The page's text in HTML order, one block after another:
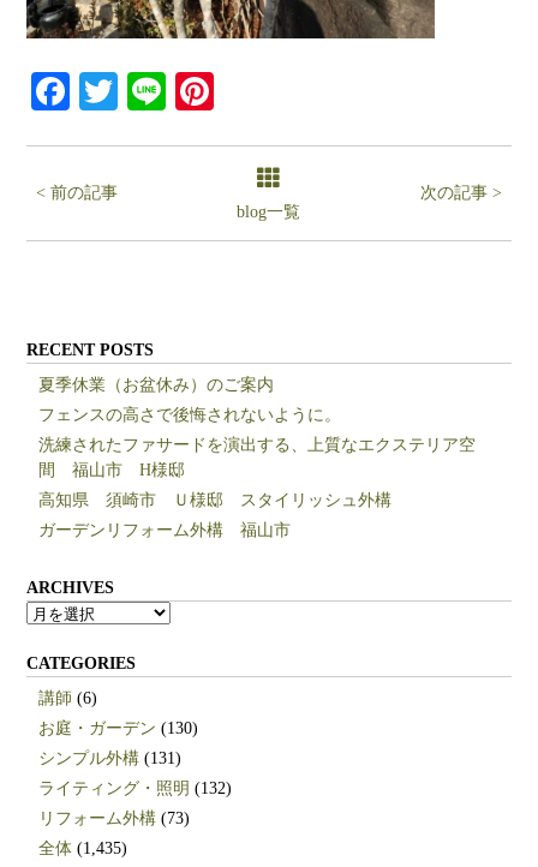
Facebook
Twitter
Line
< 前の記事
blog一覧
次の記事 >
RECENT POSTS
夏季休業（お盆休み）のご案内
フェンスの高さで後悔されないように。
洗練されたファサードを演出する、上質なエクステリア空
間 福山市 H様邸
高知県 須崎市 Ｕ様邸 スタイリッシュ外構
ガーデンリフォーム外構 福山市
ARCHIVES
ARCHIVES
CATEGORIES
講師 (6)
お庭・ガーデン (130)
シンプル外構 (131)
ライティング・照明 (132)
リフォーム外構 (73)
全体 (1,435)